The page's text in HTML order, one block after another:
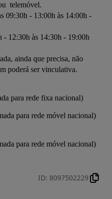
telemóvel.
09:30h - 13:00h às 14:00h -
- 12:30h às 14:30h - 19:00h
ainda que precisa, não
poderá ser vinculativa.
para rede fixa nacional)
para rede móvel nacional)
para rede móvel nacional)
ID: 8097502229